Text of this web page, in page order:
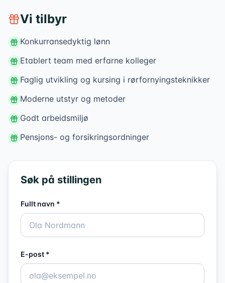
Vi tilbyr
Konkurransedyktig lønn
Etablert team med erfarne kolleger
Faglig utvikling og kursing i rørfornyingsteknikker
Moderne utstyr og metoder
Godt arbeidsmiljø
Pensjons- og forsikringsordninger
Søk på stillingen
Fullt navn *
E-post *